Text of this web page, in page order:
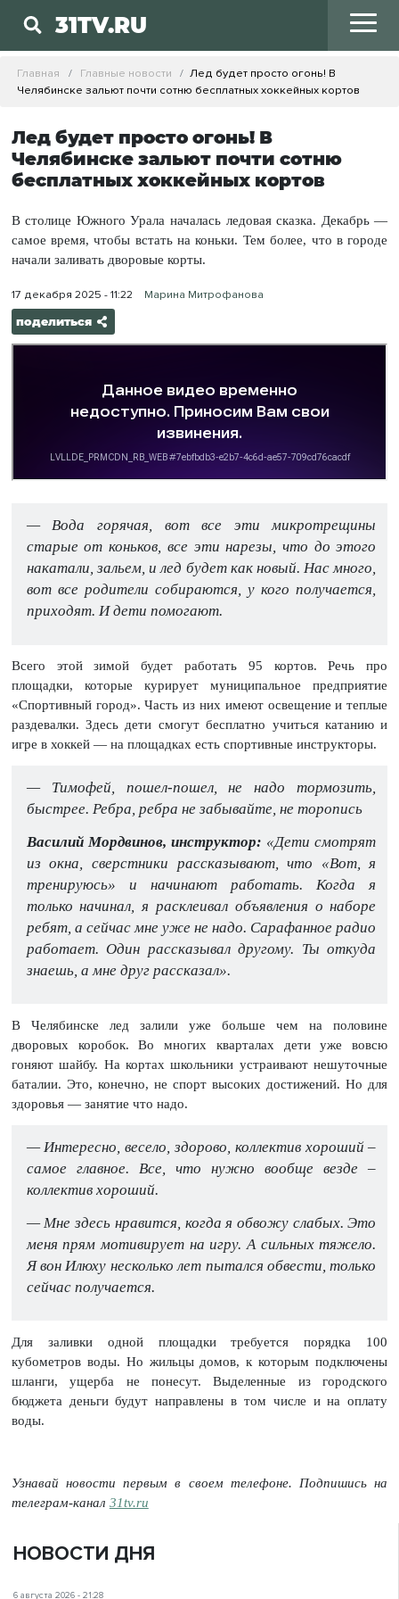
31TV.RU
Главная Главные новости
Лед будет просто огонь! В
Челябинске зальют почти сотню бесплатных хоккейных кортов
Лед будет просто огонь! В
Челябинске зальют почти сотню
бесплатных хоккейных кортов
В столице Южного Урала началась ледовая сказка. Декабрь —
самое время, чтобы встать на коньки. Тем более, что в городе
начали заливать дворовые корты.
17 декабря 2025 - 11:22 Марина Митрофанова
поделиться
— Вода горячая, вот все эти микротрещины
старые от коньков, все эти нарезы, что до этого
накатали, зальем, и лед будет как новый. Нас много,
вот все родители собираются, у кого получается,
приходят. И дети помогают.
Всего этой зимой будет работать 95 кортов. Речь про
площадки, которые курирует муниципальное предприятие
«Спортивный город». Часть из них имеют освещение и теплые
раздевалки. Здесь дети смогут бесплатно учиться катанию и
игре в хоккей — на площадках есть спортивные инструкторы.
— Тимофей, пошел-пошел, не надо тормозить,
быстрее. Ребра, ребра не забывайте, не торопись
Василий Мордвинов, инструктор: «Дети смотрят
из окна, сверстники рассказывают, что «Вот, я
тренируюсь» и начинают работать. Когда я
только начинал, я расклеивал объявления о наборе
ребят, а сейчас мне уже не надо. Сарафанное радио
работает. Один рассказывал другому. Ты откуда
знаешь, а мне друг рассказал».
В Челябинске лед залили уже больше чем на половине
дворовых коробок. Во многих кварталах дети уже вовсю
гоняют шайбу. На кортах школьники устраивают нешуточные
баталии. Это, конечно, не спорт высоких достижений. Но для
здоровья — занятие что надо.
— Интересно, весело, здорово, коллектив хороший –
самое главное. Все, что нужно вообще везде –
коллектив хороший.
— Мне здесь нравится, когда я обвожу слабых. Это
меня прям мотивирует на игру. А сильных тяжело.
Я вон Илюху несколько лет пытался обвести, только
сейчас получается.
Для заливки одной площадки требуется порядка 100
кубометров воды. Но жильцы домов, к которым подключены
шланги, ущерба не понесут. Выделенные из городского
бюджета деньги будут направлены в том числе и на оплату
воды.
Узнавай новости первым в своем телефоне. Подпишись на
телеграм-канал 31tv.ru
НОВОСТИ ДНЯ
6 августа 2026 - 21:28